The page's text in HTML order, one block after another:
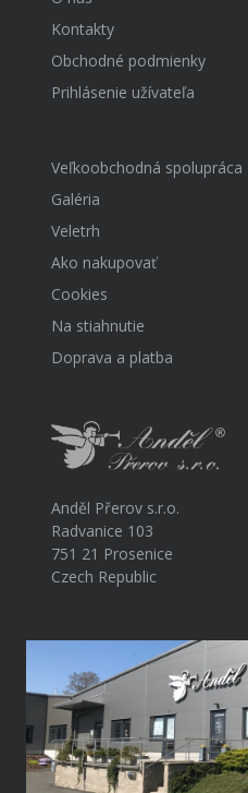
Kontakty
Obchodné podmienky
Prihlásenie užívateľa
Veľkoobchodná spolupráca
Galéria
Veletrh
Ako nakupovať
Cookies
Na stiahnutie
Doprava a platba
Anděl Přerov s.r.o.
Radvanice 103
751 21 Prosenice
Czech Republic